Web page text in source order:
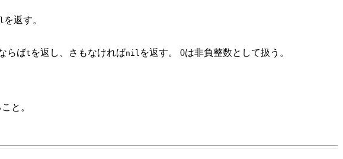
を返す。
らばt を返し、さもなければnil を返す。 0は非負整数として扱う。
と。